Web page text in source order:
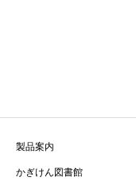
製品案内
かぎけん図書館